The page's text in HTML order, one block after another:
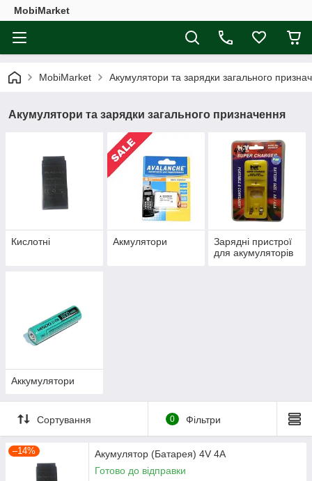
MobiMarket
MobiMarket Акумулятори та зарядки загального
Акумулятори та зарядки загального призначення
Кислотні Акмулятори
Зарядні пристрої
для акумуляторів
Аккумулятори
Сортування 0 Фільтри
–14%
Акумулятор (Батарея) 4V 4A
Готово до відправки